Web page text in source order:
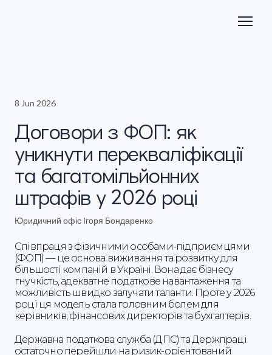
8 Jun 2026
Договори з ФОП: як
уникнути перекваліфікації
та багатомільйонних
штрафів у 2026 році
Юридичний офіс Ігоря Бондаренко
Співпраця з фізичними особами-підприємцями
(ФОП) — це основа виживання та розвитку для
більшості компаній в Україні. Вона дає бізнесу
гнучкість, адекватне податкове навантаження та
можливість швидко залучати таланти. Проте у 2026
році ця модель стала головним болем для
керівників, фінансових директорів та бухгалтерів.
Державна податкова служба (ДПС) та Держпраці
остаточно перейшли на ризик-орієнтований